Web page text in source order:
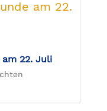
22. Juli